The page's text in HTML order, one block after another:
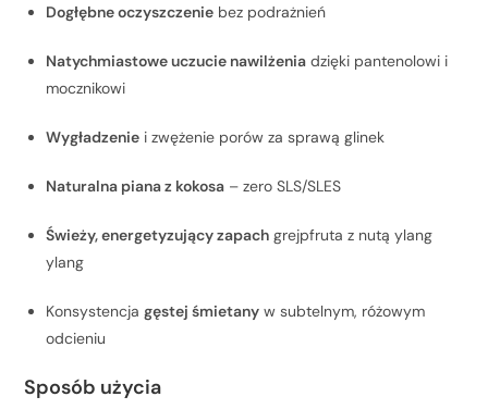
Dogłębne oczyszczenie bez podrażnień
Natychmiastowe uczucie nawilżenia dzięki pantenolowi i
mocznikowi
Wygładzenie i zwężenie porów za sprawą glinek
Naturalna piana z kokosa – zero SLS/SLES
Świeży, energetyzujący zapach grejpfruta z nutą ylang
ylang
Konsystencjagęstej śmietany w subtelnym, różowym
odcieniu
Sposób użycia